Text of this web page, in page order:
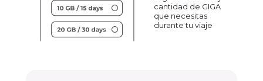
cantidad de GIGA
que necesitas
durante tu viaje